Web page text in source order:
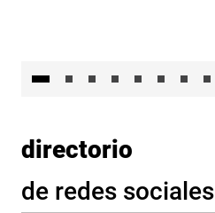
directorio
de redes sociales